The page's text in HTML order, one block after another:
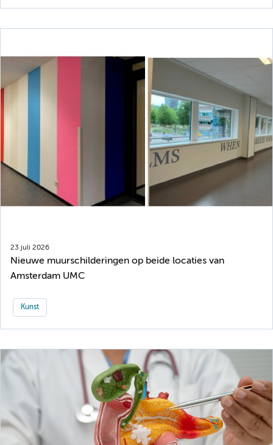
23 juli 2026
Nieuwe muurschilderingen op beide locaties van
Amsterdam UMC
Kunst